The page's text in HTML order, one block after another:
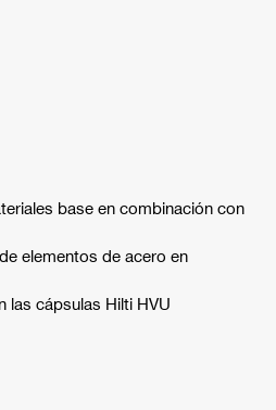
base en combinación con
elementos de acero en
las cápsulas Hilti HVU